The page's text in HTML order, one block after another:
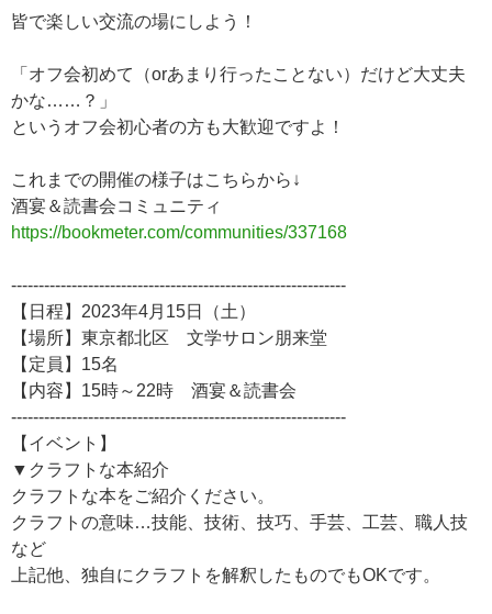
皆で楽しい交流の場にしよう！
「オフ会初めて（orあまり行ったことない）だけど大丈夫
かな……？」
というオフ会初心者の方も大歓迎ですよ！
これまでの開催の様子はこちらから↓
酒宴＆読書会コミュニティ
https://bookmeter.com/communities/337168
-------------------------------------------------------------
【日程】2023年4月15日（土）
【場所】東京都北区 文学サロン朋来堂
【定員】15名
【内容】15時～22時 酒宴＆読書会
-------------------------------------------------------------
【イベント】
▼クラフトな本紹介
クラフトな本をご紹介ください。
クラフトの意味…技能、技術、技巧、手芸、工芸、職人技
など
上記他、独自にクラフトを解釈したものでもOKです。